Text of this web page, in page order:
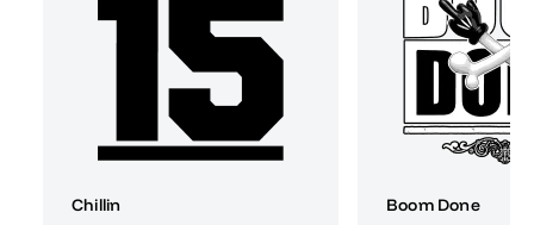
Chillin Boom Done